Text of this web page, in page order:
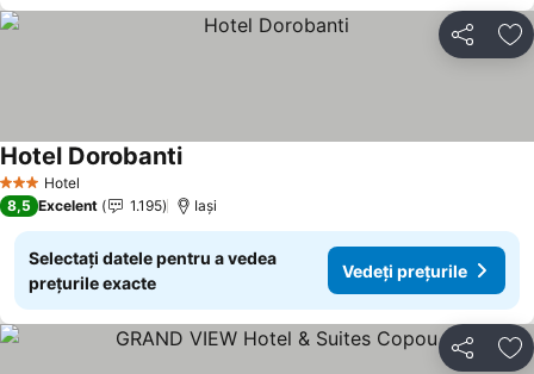
Distribuiți
3 SteleHotel
Hotel DorobantiVedeți prețurile
8,5 Excelent 1.195 Iaşi
Selectați datele pentru a vedea
prețurile exacte
Vedeți prețurile
Distribuiți